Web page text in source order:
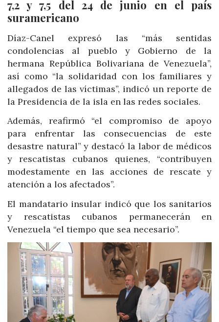
7,2 y 7,5 del 24 de junio en el país
suramericano
Díaz-Canel expresó las “más sentidas
condolencias al pueblo y Gobierno de la
hermana República Bolivariana de Venezuela”,
así como “la solidaridad con los familiares y
allegados de las víctimas”, indicó un reporte de
la Presidencia de la isla en las redes sociales.
Además, reafirmó “el compromiso de apoyo
para enfrentar las consecuencias de este
desastre natural” y destacó la labor de médicos
y rescatistas cubanos quienes, “contribuyen
modestamente en las acciones de rescate y
atención a los afectados”.
El mandatario insular indicó que los sanitarios
y rescatistas cubanos permanecerán en
Venezuela “el tiempo que sea necesario”.